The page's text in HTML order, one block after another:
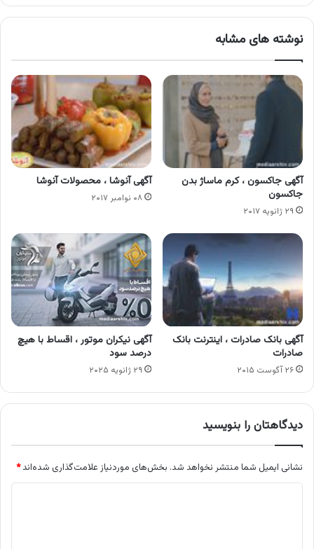
نوشته های مشابه
آگهی جاکسون ، کرم ماساژ بدن
جاکسون
۲۹ ژانویه ۲۰۱۷
آگهی آنوشا ، محصولات آنوشا
۰۸ نوامبر ۲۰۱۷
آگهی بانک صادرات ، اینترنت بانک
صادرات
۲۶ آگوست ۲۰۱۵
آگهی نیکران موتور ، اقساط با هیچ
درصد سود
۲۹ ژانویه ۲۰۲۵
دیدگاهتان را بنویسید
نشانی ایمیل شما منتشر نخواهد شد. بخش‌های موردنیاز علامت‌گذاری شده‌اند*